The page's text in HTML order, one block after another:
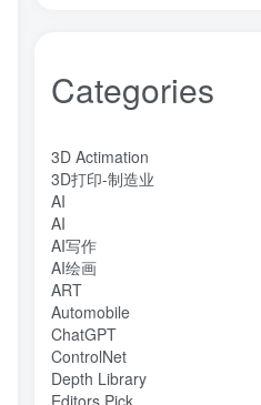
Categories
3D Actimation
3D打印-制造业
AI
AI
AI写作
AI绘画
ART
Automobile
ChatGPT
ControlNet
Depth Library
Editors Pick